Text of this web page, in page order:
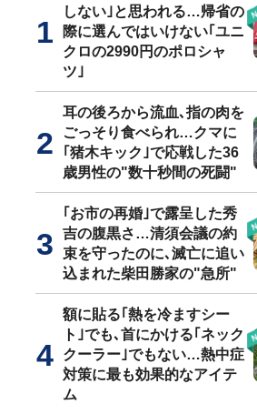
しない｣と思われる…帰省の
際に選んではいけない｢ユニ
クロの2990円のポロシャ
ツ｣
耳の後ろから流血､指の肉を
ごっそり食べられ…クマに
｢猪木キック｣で応戦した36
歳男性の"数十秒間の死闘"
｢お市の再婚｣で露呈した秀
吉の腹黒さ…清須会議の約
束を守ったのに､滅亡に追い
込まれた柴田勝家の"急所"
額に貼る｢熱を冷ますシー
ト｣でも､首にかける｢ネック
クーラー｣でもない…熱中症
対策に最も効果的なアイテ
ム